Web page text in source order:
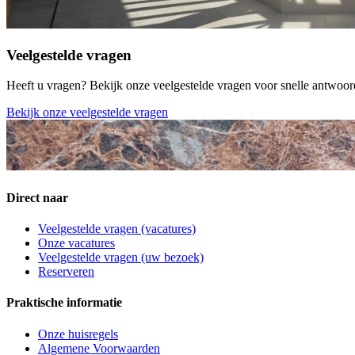
Veelgestelde vragen
Heeft u vragen? Bekijk onze veelgestelde vragen voor snelle
Bekijk onze veelgestelde vragen
Direct naar
Veelgestelde vragen (vacatures)
Onze vacatures
Veelgestelde vragen (uw bezoek)
Reserveren
Praktische informatie
Onze huisregels
Algemene Voorwaarden